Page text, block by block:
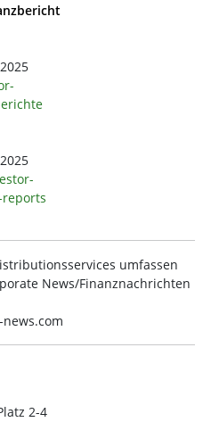
umfassen
News/Finanznachrichten
2-4